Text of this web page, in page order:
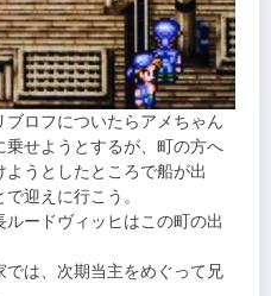
ロフについたらアメちゃん
せようとするが、町の方へ
うとしたところで船が出
迎えに行こう。
ードヴィッヒはこの町の出
では、次期当主をめぐって兄